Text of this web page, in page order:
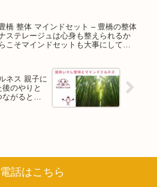
橋 整体 マインドセット – 豊橋の整体
ステレージュは心身も整えられるか
らこそマインドセットも大事にしてい
ネス 親子に
のやりと
がると感
話はこちら